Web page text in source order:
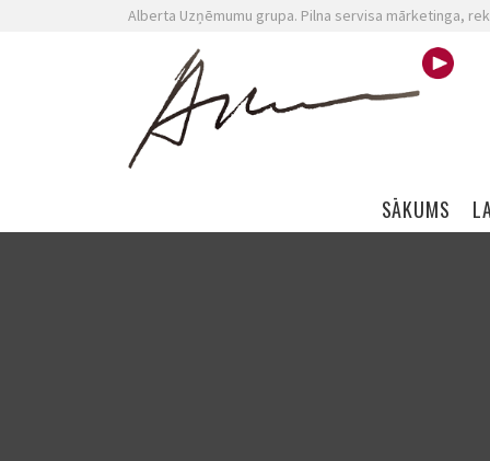
Alberta Uzņēmumu grupa. Pilna servisa mārketinga,
Skip navigation
SĀKUMS